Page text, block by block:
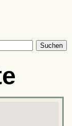
Suchen